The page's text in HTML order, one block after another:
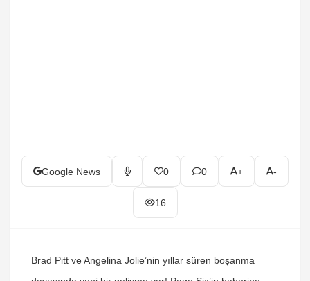
Google News 0 0 + -
16
Brad Pitt ve Angelina Jolie’nin yıllar süren boşanma